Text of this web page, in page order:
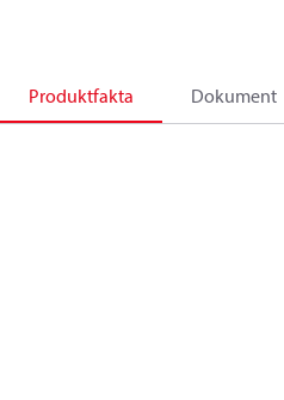
Produktfakta Dokument